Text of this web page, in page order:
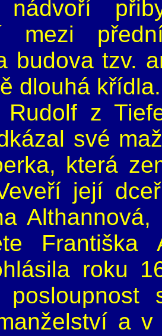
nádvoří
mezi
budova tzv.
dlouhá křídla.
Rudolf z
své
která
její
Františka
roku
a